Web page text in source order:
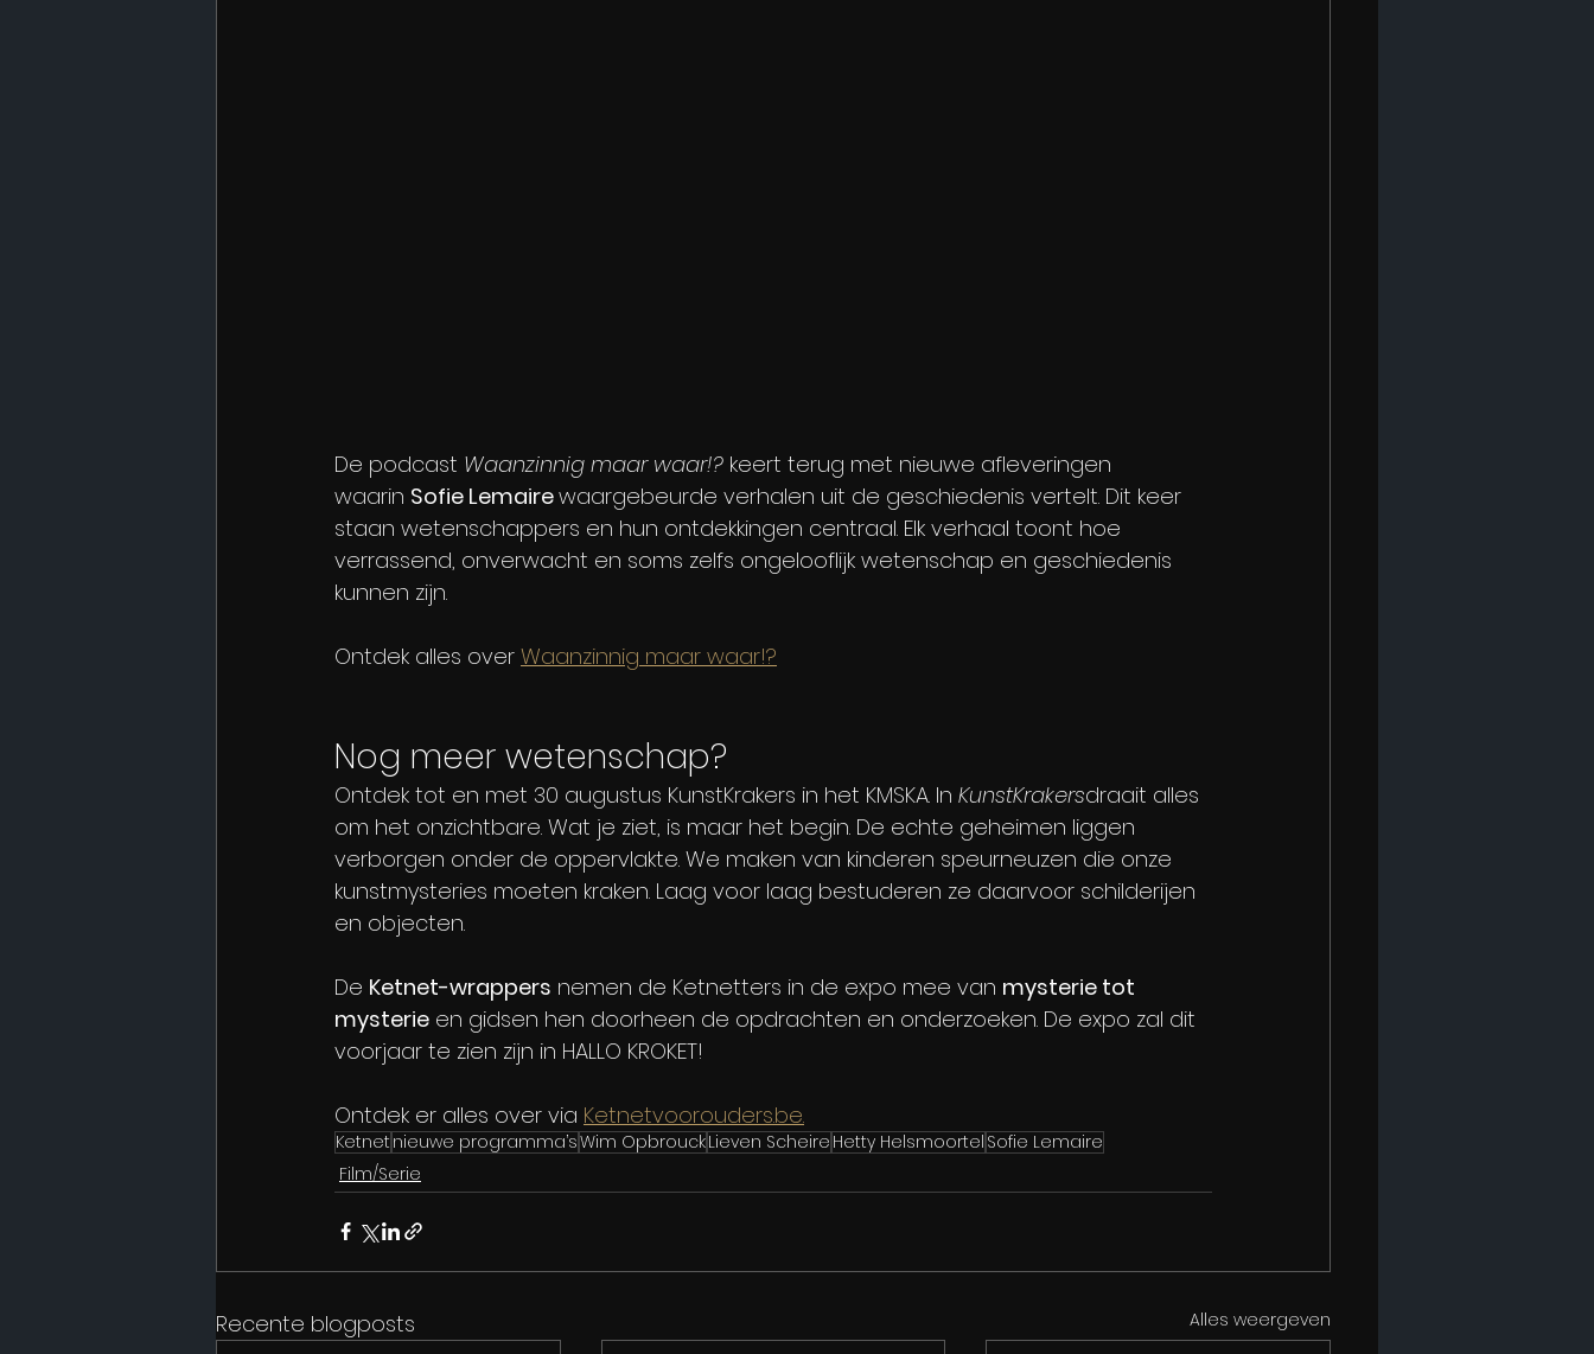
De podcast Waanzinnig maar waar!? keert terug met nieuwe afleveringen
waarin Sofie Lemaire waargebeurde verhalen uit de geschiedenis vertelt. Dit keer
staan wetenschappers en hun ontdekkingen centraal. Elk verhaal toont hoe
verrassend, onverwacht en soms zelfs ongelooflijk wetenschap en geschiedenis
kunnen zijn.
Ontdek alles over Waanzinnig maar waar!?
Nog meer wetenschap?
Ontdek tot en met 30 augustus KunstKrakers in het KMSKA. In KunstKrakersdraait alles
om het onzichtbare. Wat je ziet, is maar het begin. De echte geheimen liggen
verborgen onder de oppervlakte. We maken van kinderen speurneuzen die onze
kunstmysteries moeten kraken. Laag voor laag bestuderen ze daarvoor schilderijen
en objecten.
De Ketnet-wrappers nemen de Ketnetters in de expo mee van mysterie tot
mysterie en gidsen hen doorheen de opdrachten en onderzoeken. De expo zal dit
voorjaar te zien zijn in HALLO KROKET!
Ontdek er alles over via Ketnetvoorouders.be.
Ketnet nieuwe programma’sWim OpbrouckLieven Scheire Hetty Helsmoortel Sofie Lemaire
Film/Serie
Recente blogposts Alles weergeven